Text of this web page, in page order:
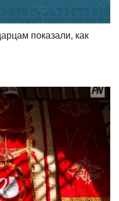
показали, как